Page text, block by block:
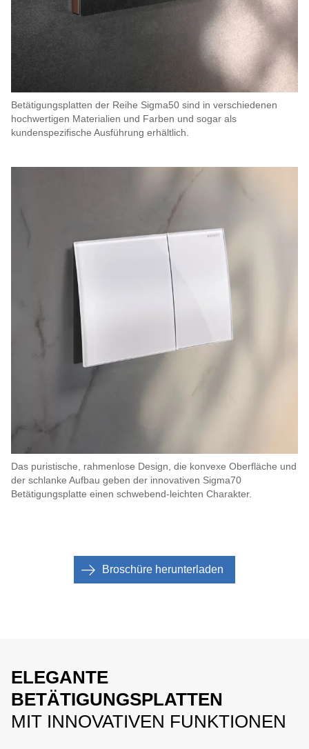
Betätigungsplatten der Reihe Sigma50 sind in verschiedenen
hochwertigen Materialien und Farben und sogar als
kundenspezifische Ausführung erhältlich.
Das puristische, rahmenlose Design, die konvexe Oberfläche und
der schlanke Aufbau geben der innovativen Sigma70
Betätigungsplatte einen schwebend-leichten Charakter.
Broschüre herunterladen
ELEGANTE
BETÄTIGUNGSPLATTEN
MIT INNOVATIVEN FUNKTIONEN